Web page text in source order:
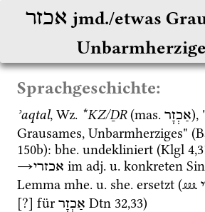
אכזר jmd./etwas
Sprachgeschichte:
ʾaqtal, Wz. *KZ/ḎR (mas. אַכְזָר),
Grausames, Unbarmherziges" (
150b): bhe. undekliniert (Klgl 4,3
→אכזרי im adj. u. konkreten
Lemma mhe. u. she. ersetzt (⅏
[?] für אַכְזָר Dtn 32,33)